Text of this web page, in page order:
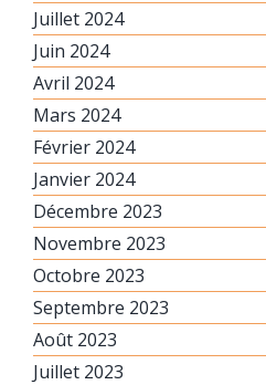
Juillet 2024
Juin 2024
Avril 2024
Mars 2024
Février 2024
Janvier 2024
Décembre 2023
Novembre 2023
Octobre 2023
Septembre 2023
Août 2023
Juillet 2023